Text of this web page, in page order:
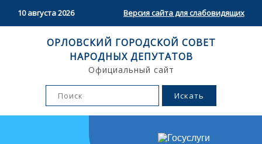
10 августа 2026 Версия сайта для слабовидящих
ОРЛОВСКИЙ ГОРОДСКОЙ СОВЕТ
НАРОДНЫХ ДЕПУТАТОВ
Официальный сайт